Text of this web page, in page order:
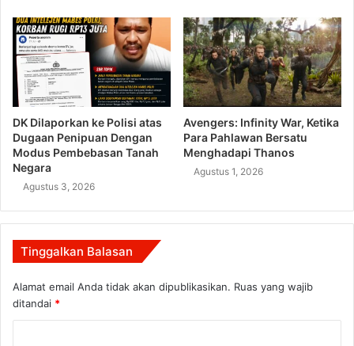
DK Dilaporkan ke Polisi atas
Dugaan Penipuan Dengan
Modus Pembebasan Tanah
Negara
Agustus 3, 2026
Avengers: Infinity War, Ketika
Para Pahlawan Bersatu
Menghadapi Thanos
Agustus 1, 2026
Tinggalkan Balasan
Alamat email Anda tidak akan dipublikasikan. Ruas yang wajib
ditandai *